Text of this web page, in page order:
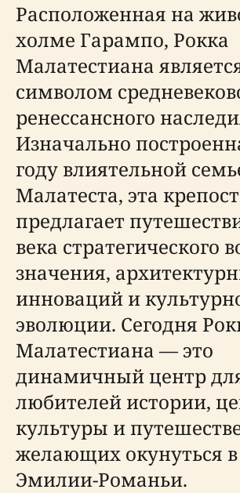
Расположенная на
холме Гарампо, Рокка
Малатестиана
символом
ренессансного
Изначально
году влиятельной
Малатеста, эта
предлагает
века стратегического
значения,
инноваций и
эволюции. Сегодня
Малатестиана — это
динамичный центр
любителей истории,
культуры и
желающих окунуться в
Эмилии-Романьи.